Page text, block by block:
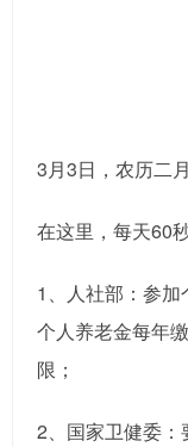
3月3日，农历二
在这里，每天60
1、人社部：参加
个人养老金每年
限；
2、国家卫健委